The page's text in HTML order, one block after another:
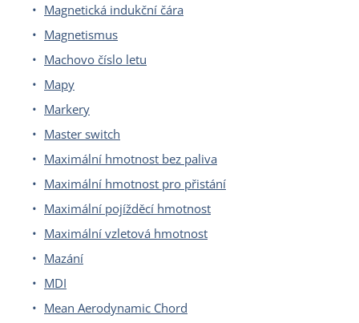
Magnetická indukční čára
Magnetismus
Machovo číslo letu
Mapy
Markery
Master switch
Maximální hmotnost bez paliva
Maximální hmotnost pro přistání
Maximální pojížděcí hmotnost
Maximální vzletová hmotnost
Mazání
MDI
Mean Aerodynamic Chord